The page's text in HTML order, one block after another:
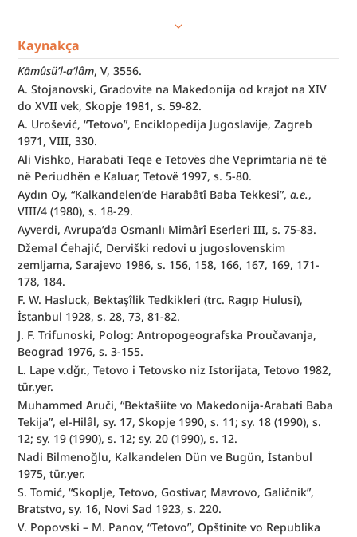
Kaynakça
Kāmûsü’l-a‘lâm, V, 3556.
A. Stojanovski, Gradovite na Makedonija od krajot na XIV
do XVII vek, Skopje 1981, s. 59-82.
A. Urošević, “Tetovo”, Enciklopedija Jugoslavije, Zagreb
1971, VIII, 330.
Ali Vishko, Harabati Teqe e Tetovës dhe Veprimtaria në të
në Periudhën e Kaluar, Tetovë 1997, s. 5-80.
Aydın Oy, “Kalkandelen’de Harabâtî Baba Tekkesi”, a.e.,
VIII/4 (1980), s. 18-29.
Ayverdi, Avrupa’da Osmanlı Mimârî Eserleri III, s. 75-83.
Džemal Ćehajić, Derviški redovi u jugoslovenskim
zemljama, Sarajevo 1986, s. 156, 158, 166, 167, 169, 171-
178, 184.
F. W. Hasluck, Bektaşîlik Tedkikleri (trc. Ragıp Hulusi),
İstanbul 1928, s. 28, 73, 81-82.
J. F. Trifunoski, Polog: Antropogeografska Proučavanja,
Beograd 1976, s. 3-155.
L. Lape v.dğr., Tetovo i Tetovsko niz Istorijata, Tetovo 1982,
tür.yer.
Muhammed Aruči, “Bektašiite vo Makedonija-Arabati Baba
Tekija”, el-Hilâl, sy. 17, Skopje 1990, s. 11; sy. 18 (1990), s.
12; sy. 19 (1990), s. 12; sy. 20 (1990), s. 12.
Nadi Bilmenoğlu, Kalkandelen Dün ve Bugün, İstanbul
1975, tür.yer.
S. Tomić, “Skoplje, Tetovo, Gostivar, Mavrovo, Galičnik”,
Bratstvo, sy. 16, Novi Sad 1923, s. 220.
V. Popovski – M. Panov, “Tetovo”, Opštinite vo Republika